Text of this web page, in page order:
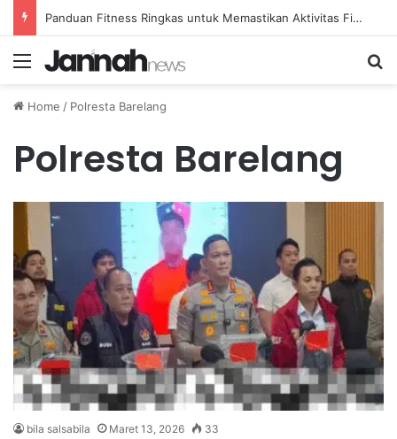
Panduan Fitness Ringkas untuk Memastikan Aktivitas Fisik Anda Tetap Konsisten
Menu
Home / Polresta Barelang
Polresta Barelang
bila salsabila Maret 13, 2026 33